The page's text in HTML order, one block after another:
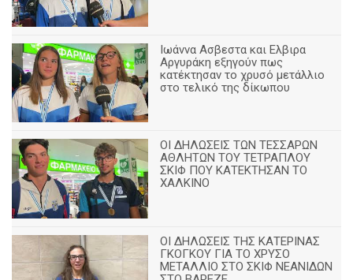
Ιωάννα Ασβεστα και Ελβιρα
Αργυράκη εξηγούν πως
κατέκτησαν το χρυσό μετάλλιο
στο τελικό της δίκωπου
ΟΙ ΔΗΛΩΣΕΙΣ ΤΩΝ ΤΕΣΣΑΡΩΝ
ΑΘΛΗΤΩΝ ΤΟΥ ΤΕΤΡΑΠΛΟΥ
ΣΚΙΦ ΠΟΥ ΚΑΤΕΚΤΗΣΑΝ ΤΟ
ΧΑΛΚΙΝΟ
ΟΙ ΔΗΛΩΣΕΙΣ ΤΗΣ ΚΑΤΕΡΙΝΑΣ
ΓΚΟΓΚΟΥ ΓΙΑ ΤΟ ΧΡΥΣΟ
ΜΕΤΑΛΛΙΟ ΣΤΟ ΣΚΙΦ ΝΕΑΝΙΔΩΝ